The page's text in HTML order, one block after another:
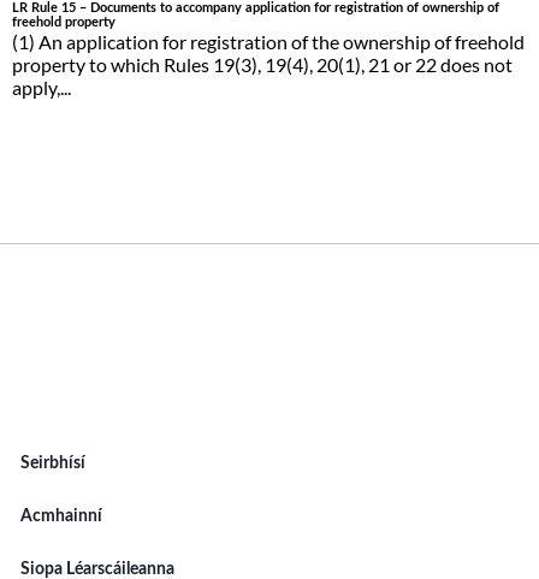
LR Rule 15 – Documents to accompany application for registration of ownership of
freehold property
(1) An application for registration of the ownership of freehold
property to which Rules 19(3), 19(4), 20(1), 21 or 22 does not
apply,...
Seirbhísí
Acmhainní
Siopa Léarscáileanna